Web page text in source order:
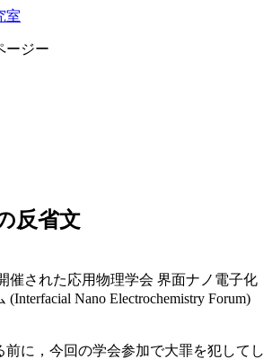
室
ージー
反省文
催された応用物理学会 界面ナノ電子化
Nano Electrochemistry Forum)
前に，今回の学会参加で大罪を犯してし